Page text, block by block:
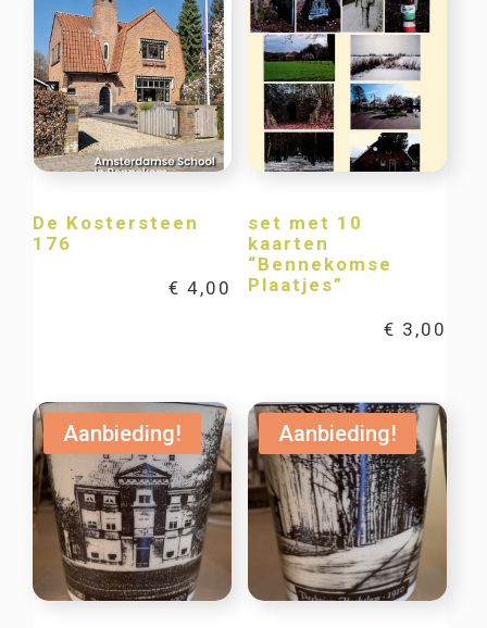
De Kostersteen
176
€ 4,00
set met 10
kaarten
“Bennekomse
Plaatjes”
€ 3,00
Aanbieding! Aanbieding!